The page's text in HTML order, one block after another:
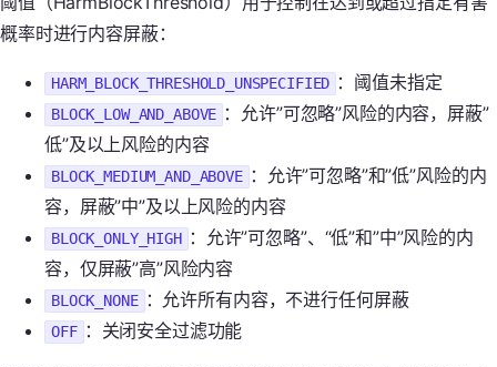
概率时进行内容屏蔽：
HARM_BLOCK_THRESHOLD_UNSPECIFIED ：阈值未指定
BLOCK_LOW_AND_ABOVE ：允许”可忽略”风险的内容，屏蔽”
低”及以上风险的内容
BLOCK_MEDIUM_AND_ABOVE ：允许”可忽略”和”低”风险的内
容，屏蔽”中”及以上风险的内容
BLOCK_ONLY_HIGH ：允许”可忽略”、“低”和”中”风险的内
容，仅屏蔽”高”风险内容
BLOCK_NONE ：允许所有内容，不进行任何屏蔽
OFF ：关闭安全过滤功能